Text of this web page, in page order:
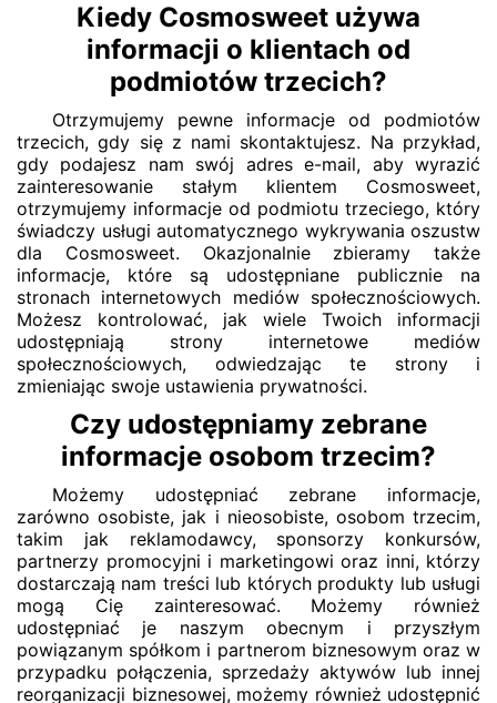
Kiedy Cosmosweet używa
informacji o klientach od
podmiotów trzecich?
Otrzymujemy pewne informacje od podmiotów
trzecich, gdy się z nami skontaktujesz. Na przykład,
gdy podajesz nam swój adres e-mail, aby wyrazić
zainteresowanie stałym klientem Cosmosweet,
otrzymujemy informacje od podmiotu trzeciego, który
świadczy usługi automatycznego wykrywania oszustw
dla Cosmosweet. Okazjonalnie zbieramy także
informacje, które są udostępniane publicznie na
stronach internetowych mediów społecznościowych.
Możesz kontrolować, jak wiele Twoich informacji
udostępniają strony internetowe mediów
społecznościowych, odwiedzając te strony i
zmieniając swoje ustawienia prywatności.
Czy udostępniamy zebrane
informacje osobom trzecim?
Możemy udostępniać zebrane informacje,
zarówno osobiste, jak i nieosobiste, osobom trzecim,
takim jak reklamodawcy, sponsorzy konkursów,
partnerzy promocyjni i marketingowi oraz inni, którzy
dostarczają nam treści lub których produkty lub usługi
mogą Cię zainteresować. Możemy również
udostępniać je naszym obecnym i przyszłym
powiązanym spółkom i partnerom biznesowym oraz w
przypadku połączenia, sprzedaży aktywów lub innej
reorganizacji biznesowej, możemy również udostępnić